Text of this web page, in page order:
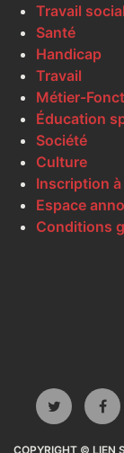
Travail social
Santé
Handicap
Travail
Métier-
Éducation
Société
Culture
Inscription
Espace
Conditions
COPYRIGHT © LIEN